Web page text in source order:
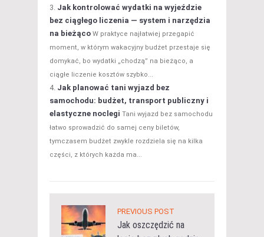
Jak kontrolować wydatki na wyjeździe
bez ciągłego liczenia — system i narzędzia
na bieżąco W praktyce najłatwiej przegapić
moment, w którym wakacyjny budżet przestaje się
domykać, bo wydatki „chodzą” na bieżąco, a
ciągłe liczenie kosztów szybko...
Jak planować tani wyjazd bez
samochodu: budżet, transport publiczny i
elastyczne noclegi Tani wyjazd bez samochodu
łatwo sprowadzić do samej ceny biletów,
tymczasem budżet zwykle rozdziela się na kilka
części, z których każda ma...
PREVIOUS POST
Jak oszczędzić na